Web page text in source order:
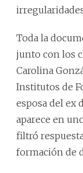
Toda la
junto con los
Carolina
Institutos de
esposa del ex
aparece en
filtró
formación de